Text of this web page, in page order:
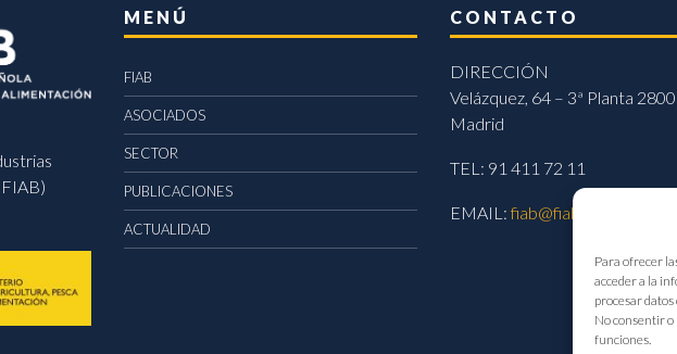
Para ofrecer
acceder a la
procesar
No consentir
funciones.
MENÚ
FIAB
ASOCIADOS
SECTOR
PUBLICACIONES
ACTUALIDAD
CONTACTO
DIRECCIÓN
Velázquez, 64 – 3ª Planta
Madrid
TEL: 91 411 72 11
EMAIL:fiab@fiab.es